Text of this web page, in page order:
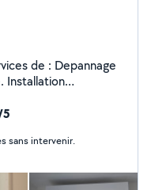
de : Depannage
Installation
et mise en
Super il m’a porté les conseils nécessaires sans intervenir.